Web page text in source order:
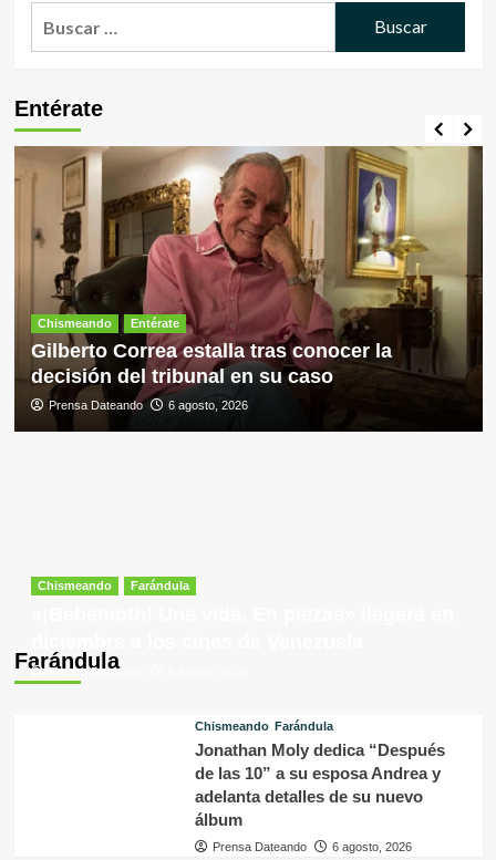
Entérate
Chismeando Entérate
Gilberto Correa estalla tras conocer la
decisión del tribunal en su caso
Prensa Dateando 6 agosto, 2026
Farándula
Chismeando Farándula
Prensa Dateando
Chismeando Farándula
Jonathan Moly dedica “Después
de las 10” a su esposa Andrea y
adelanta detalles de su nuevo
álbum
Prensa Dateando 6 agosto, 2026